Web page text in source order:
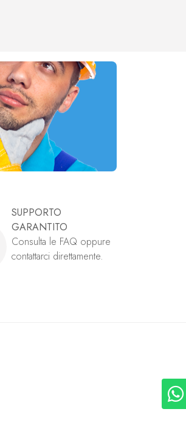
SUPPORTO
GARANTITO
Consulta le FAQ oppure
contattarci direttamente.